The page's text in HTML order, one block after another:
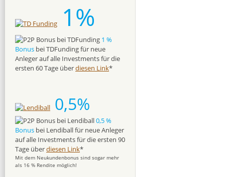
1%
1 %
Bonus bei TDFunding für neue
Anleger auf alle Investments für die
ersten 60 Tage überdiesen Link*
0,5%
0,5 %
Bonus bei Lendiball für neue Anleger
auf alle Investments für die ersten 90
Tage überdiesen Link*
Mit dem Neukundenbonus sind sogar mehr
als 16 % Rendite möglich!